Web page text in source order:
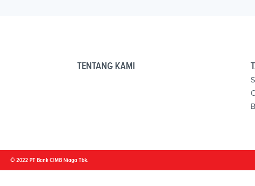
TENTANG KAMI
© 2022 PT Bank CIMB Niaga Tbk.